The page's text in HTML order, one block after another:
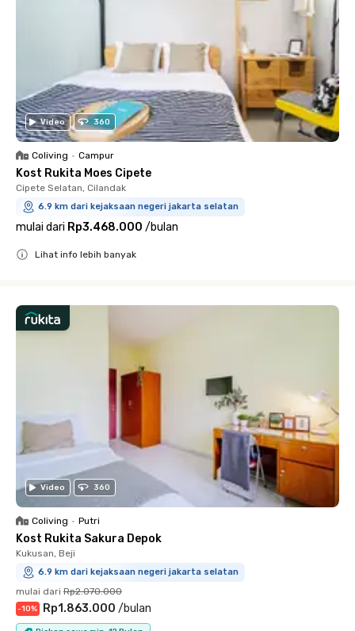
Video 360
Coliving • Campur
Kost Rukita Moes Cipete
Cipete Selatan, Cilandak
6.9 km dari kejaksaan negeri jakarta selatan
mulai dari Rp3.468.000 /bulan
Lihat info lebih banyak
Video 360
Coliving • Putri
Kost Rukita Sakura Depok
Kukusan, Beji
6.9 km dari kejaksaan negeri jakarta selatan
mulai dari Rp2.070.000
-10% Rp1.863.000 /bulan